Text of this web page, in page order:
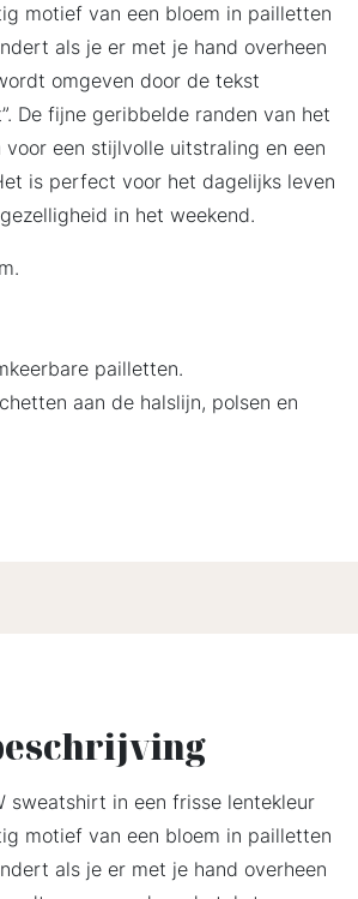
motief van een bloem in pailletten
als je er met je hand overheen
omgeven door de tekst
De fijne geribbelde randen van het
een stijlvolle uitstraling en een
is perfect voor het dagelijks leven
in het weekend.
pailletten.
aan de halslijn, polsen en
sweatshirt in een frisse lentekleur
motief van een bloem in pailletten
als je er met je hand overheen